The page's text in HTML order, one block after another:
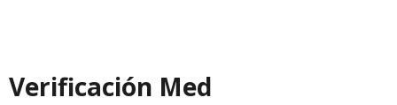
Verificación Med